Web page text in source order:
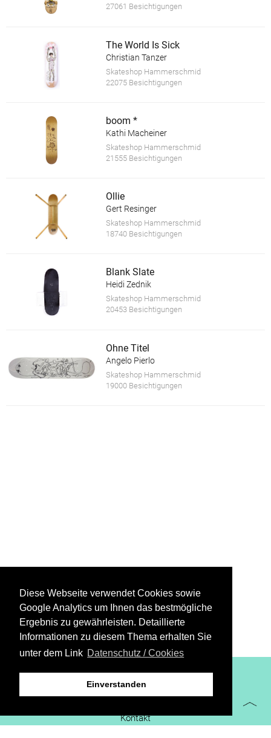
Diese Webseite verwendet Cookies sowie
Google Analytics um Ihnen das bestmögliche
Ergebnis zu gewährleisten. Detaillierte
Informationen zu diesem Thema erhalten Sie
unter dem Link Datenschutz / Cookies
Einverstanden
27061 Besichtigungen
The World Is Sick
Christian Tanzer
Skateshop Hammerschmid
22075 Besichtigungen
boom *
Kathi Macheiner
Skateshop Hammerschmid
21555 Besichtigungen
Ollie
Gert Resinger
Skateshop Hammerschmid
18740 Besichtigungen
Blank Slate
Heidi Zednik
Skateshop Hammerschmid
20453 Besichtigungen
Ohne Titel
Angelo Pierlo
Skateshop Hammerschmid
19000 Besichtigungen
XiBIT Infoguide 2021
Kontakt